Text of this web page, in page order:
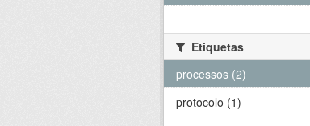
Etiquetas
processos (2)
protocolo (1)